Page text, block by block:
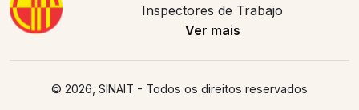
Inspectores de Trabajo
Ver mais
© 2026, SINAIT - Todos os direitos reservados